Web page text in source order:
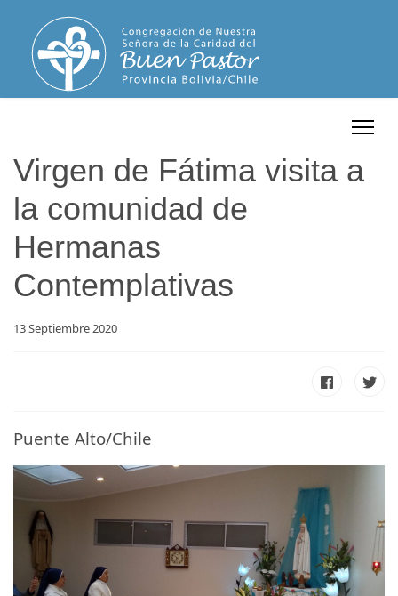
Virgen de Fátima visita a
la comunidad de
Hermanas
Contemplativas
13 Septiembre 2020
Puente Alto/Chile